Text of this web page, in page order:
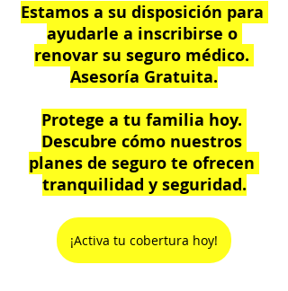
Estamos a su disposición para
ayudarle a inscribirse o
renovar su seguro médico.
Asesoría Gratuita.
Protege a tu familia hoy.
Descubre cómo nuestros
planes de seguro te ofrecen
tranquilidad y seguridad.
¡Activa tu cobertura hoy!